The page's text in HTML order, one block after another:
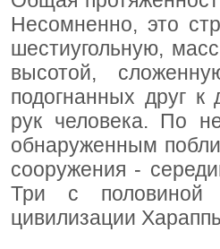
Несомненно, это
шестиугольную,
высотой,
подогнанных друг
рук человека. По
обнаруженным
сооружения -
Три с половиной
цивилизации